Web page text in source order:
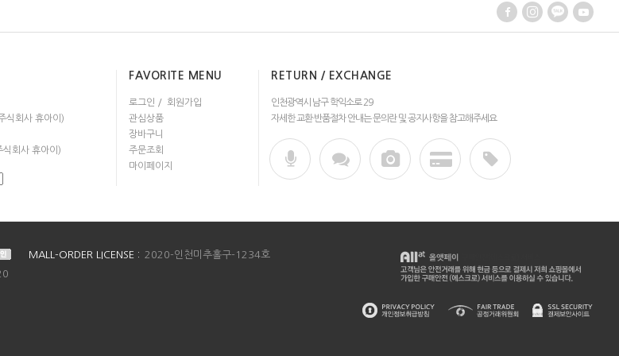
회사 휴아이)
회사 휴아이)
FAVORITE MENU
로그인
회원가입
관심상품
장바구니
주문조회
마이페이지
RETURN / EXCHANGE
인천광역시 남구 학익소로 29
자세한 교환·반품절차 안내는 문의란 및 공지사항을 참고해주세요
MALL-ORDER LICENSE :
2020-인천미추홀구-1234호